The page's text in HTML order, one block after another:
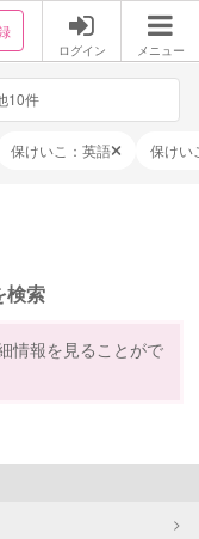
ログイン メニュー
10件
保けいこ：英語 保けい
検索
情報を見ることがで